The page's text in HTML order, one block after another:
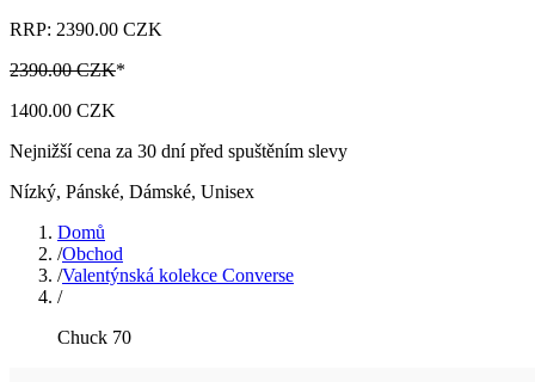
RRP: 2390.00 CZK
2390.00 CZK*
1400.00 CZK
Nejnižší cena za 30 dní před spuštěním slevy
Nízký, Pánské, Dámské, Unisex
Domů
/Obchod
/Valentýnská kolekce Converse
/
Chuck 70